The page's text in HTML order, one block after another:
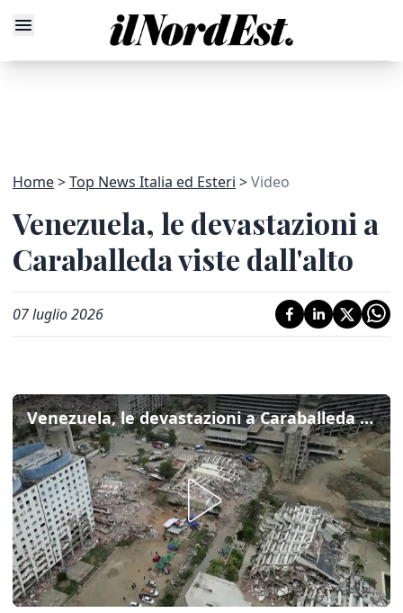
Home Top News Italia ed Esteri Video
Venezuela, le devastazioni a
Caraballeda viste dall'alto
07 luglio 2026
Venezuela, le devastazioni a Caraballeda viste dall'alto